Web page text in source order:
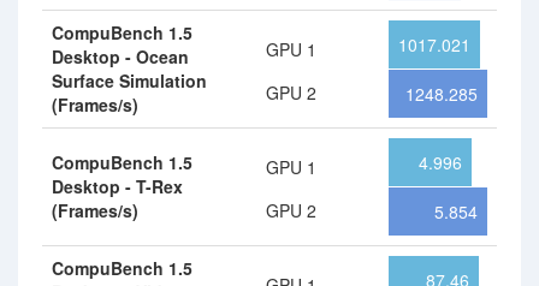
CompuBench 1.5
Desktop - Ocean
Surface Simulation
(Frames/s)
GPU 1
GPU 2
1017.021
1248.285
CompuBench 1.5
Desktop - T-Rex
(Frames/s)
GPU 1
GPU 2
4.996
5.854
CompuBench 1.5
87.46